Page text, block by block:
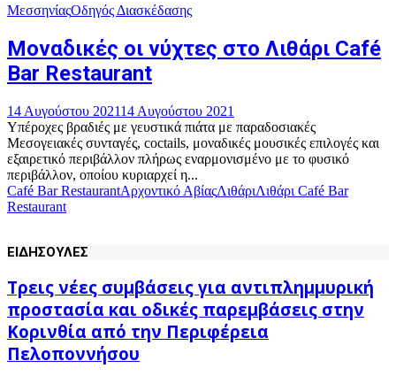
ΜεσσηνίαςΟδηγός Διασκέδασης
Μοναδικές οι νύχτες στο Λιθάρι Café
Bar Restaurant
14 Αυγούστου 202114 Αυγούστου 2021
Υπέροχες βραδιές με γευστικά πιάτα με παραδοσιακές
Μεσογειακές συνταγές, coctails, μοναδικές μουσικές επιλογές και
εξαιρετικό περιβάλλον πλήρως εναρμονισμένο με το φυσικό
περιβάλλον, οποίου κυριαρχεί η...
Café Bar RestaurantΑρχοντικό ΑβίαςΛιθάριΛιθάρι Café Bar
Restaurant
ΕΙΔΗΣΟΥΛΕΣ
Τρεις νέες συμβάσεις για αντιπλημμυρική
προστασία και οδικές παρεμβάσεις στην
Κορινθία από την Περιφέρεια
Πελοποννήσου